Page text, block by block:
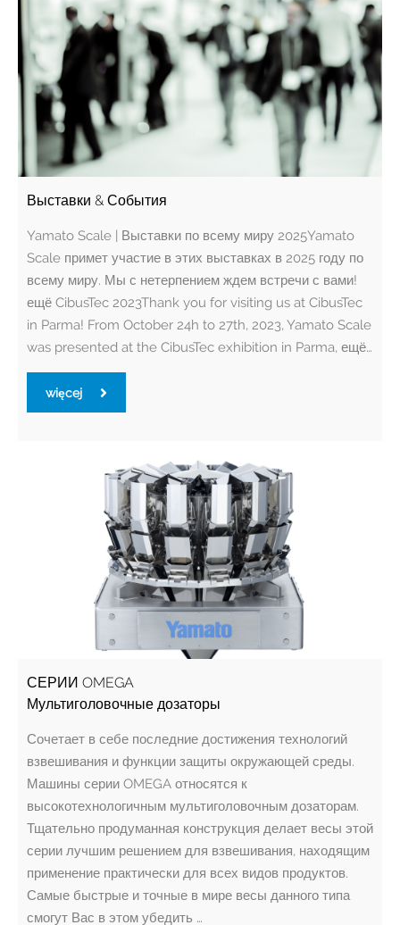
Выставки & События
Yamato Scale | Выставки по всему миру 2025Yamato
Scale примет участие в этих выставках в 2025 году по
всему миру. Мы с нетерпением ждем встречи с вами!
ещё CibusTec 2023Thank you for visiting us at CibusTec
in Parma! From October 24h to 27th, 2023, Yamato Scale
was presented at the CibusTec exhibition in Parma, ещё…
więcej
СЕРИИ OMEGA
Мультиголовочные дозаторы
Сочетает в себе последние достижения технологий
взвешивания и функции защиты окружающей среды.
Машины серии OMEGA относятся к
высокотехнологичным мультиголовочным дозаторам.
Тщательно продуманная конструкция делает весы этой
серии лучшим решением для взвешивания, находящим
применение практически для всех видов продуктов.
Самые быстрые и точные в мире весы данного типа
смогут Вас в этом убедить …